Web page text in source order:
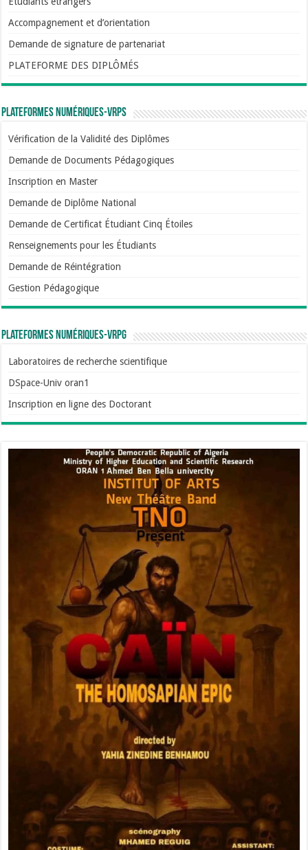
Accompagnement et d’orientation
Demande de signature de partenariat
PLATEFORME DES DIPLÔMÉS
Plateformes numériques-VRPS
Vérification de la Validité des Diplômes
Demande de Documents Pédagogiques
Inscription en Master
Demande de Diplôme National
Demande de Certificat Étudiant Cinq Étoiles
Renseignements pour les Étudiants
Demande de Réintégration
Gestion Pédagogique
Plateformes numériques-VRPG
Laboratoires de recherche scientifique
DSpace-Univ oran1
Inscription en ligne des Doctorant